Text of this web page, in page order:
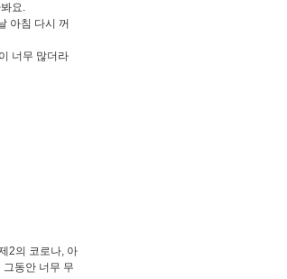
요.
아침 다시 꺼
너무 많더라
2의 코로나, 아
동안 너무 무